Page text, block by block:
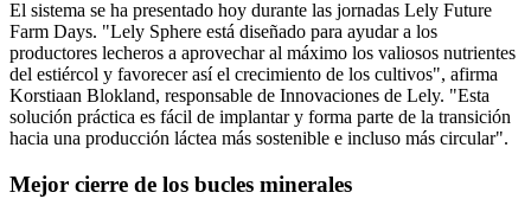
El sistema se ha presentado hoy durante las jornadas Lely Future
Farm Days. "Lely Sphere está diseñado para ayudar a los
productores lecheros a aprovechar al máximo los valiosos nutrientes
del estiércol y favorecer así el crecimiento de los cultivos", afirma
Korstiaan Blokland, responsable de Innovaciones de Lely. "Esta
solución práctica es fácil de implantar y forma parte de la transición
hacia una producción láctea más sostenible e incluso más circular".
Mejor cierre de los bucles minerales